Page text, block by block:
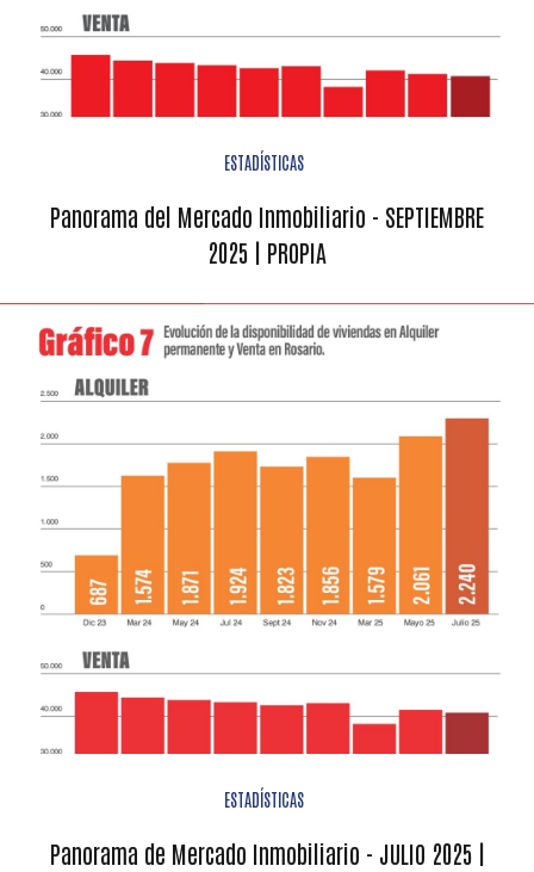
ESTADÍSTICAS
Panorama del Mercado Inmobiliario - SEPTIEMBRE
2025 | PROPIA
ESTADÍSTICAS
Panorama de Mercado Inmobiliario - JULIO 2025 |